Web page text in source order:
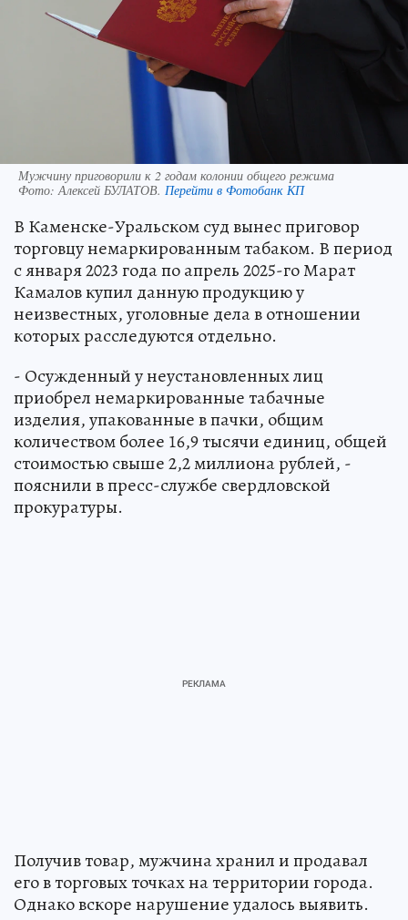
Мужчину приговорили к 2 годам колонии общего режима
Фото:Алексей БУЛАТОВ. Перейти в Фотобанк КП
В Каменске-Уральском суд вынес приговор
торговцу немаркированным табаком. В период
с января 2023 года по апрель 2025-го Марат
Камалов купил данную продукцию у
неизвестных, уголовные дела в отношении
которых расследуются отдельно.
- Осужденный у неустановленных лиц
приобрел немаркированные табачные
изделия, упакованные в пачки, общим
количеством более 16,9 тысячи единиц, общей
стоимостью свыше 2,2 миллиона рублей, -
пояснили в пресс-службе свердловской
прокуратуры.
Получив товар, мужчина хранил и продавал
его в торговых точках на территории города.
Однако вскоре нарушение удалось выявить.